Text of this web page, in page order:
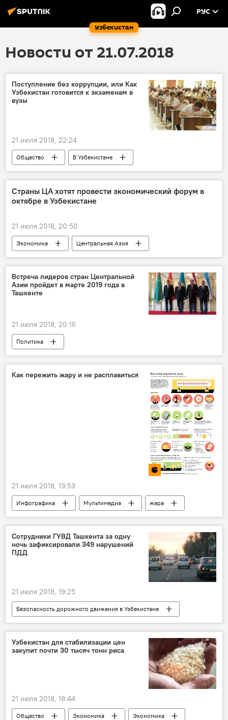
Узбекистан
РУС
Новости от 21.07.2018
Поступление без коррупции, или Как
Узбекистан готовится к экзаменам в
вузы
21 июля 2018, 22:24
Общество
В Узбекистане
Аналитика
Вступительные экзамены-2018
Страны ЦА хотят провести экономический форум в
октябре в Узбекистане
21 июля 2018, 20:50
Экономика
Центральная Азия
Экономика
Встреча лидеров стран Центральной
Азии пройдет в марте 2019 года в
Ташкенте
21 июля 2018, 20:16
Политика
Как пережить жару и не расплавиться
21 июля 2018, 19:53
Инфографика Мультимедиа жара
Сотрудники ГУВД Ташкента за одну
ночь зафиксировали 349 нарушений
ПДД
21 июля 2018, 19:25
Безопасность дорожного движения в Узбекистане
Происшествия
водители Ташкент
Узбекистан для стабилизации цен
закупит почти 30 тысяч тонн риса
21 июля 2018, 18:44
Общество Экономика
Экономика